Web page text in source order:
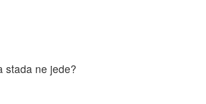
stada ne jede?